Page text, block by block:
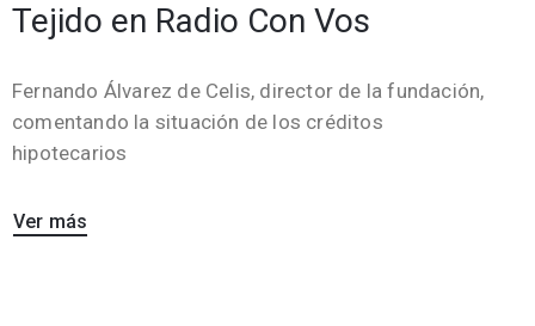
Tejido en Radio Con Vos
Fernando Álvarez de Celis, director de la fundación,
comentando la situación de los créditos
hipotecarios
Ver más